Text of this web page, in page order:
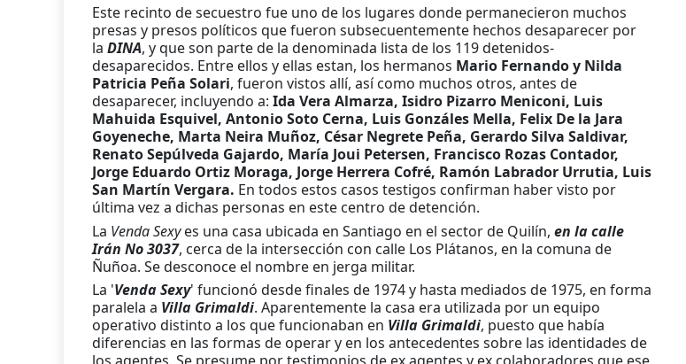
Este recinto de secuestro fue uno de los lugares donde permanecieron muchos
presas y presos políticos que fueron subsecuentemente hechos desaparecer por
la DINA, y que son parte de la denominada lista de los 119 detenidos-
desaparecidos. Entre ellos y ellas estan, los hermanos Mario Fernando y Nilda
Patricia Peña Solari, fueron vistos allí, así como muchos otros, antes de
desaparecer, incluyendo a: Ida Vera Almarza, Isidro Pizarro Meniconi, Luis
Mahuida Esquivel, Antonio Soto Cerna, Luis Gonzáles Mella, Felix De la Jara
Goyeneche, Marta Neira Muñoz, César Negrete Peña, Gerardo Silva Saldivar,
Renato Sepúlveda Gajardo, María Joui Petersen, Francisco Rozas Contador,
Jorge Eduardo Ortiz Moraga, Jorge Herrera Cofré, Ramón Labrador Urrutia, Luis
San Martín Vergara. En todos estos casos testigos confirman haber visto por
última vez a dichas personas en este centro de detención.
La Venda Sexyes una casa ubicada en Santiago en el sector de Quilín, en la calle
Irán No 3037, cerca de la intersección con calle Los Plátanos, en la comuna de
Ñuñoa. Se desconoce el nombre en jerga militar.
La 'Venda Sexy' funcionó desde finales de 1974 y hasta mediados de 1975, en forma
paralela a Villa Grimaldi. Aparentemente la casa era utilizada por un equipo
operativo distinto a los que funcionaban en Villa Grimaldi, puesto que había
diferencias en las formas de operar y en los antecedentes sobre las identidades de